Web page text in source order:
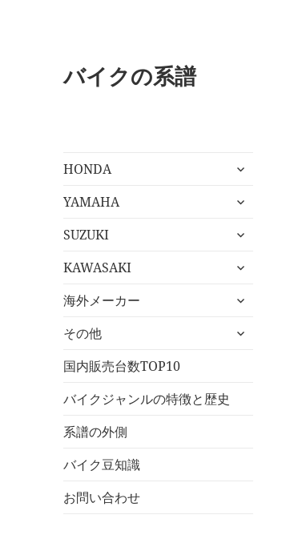
バイクの系譜
HONDA
サ
メ
ュ
を
YAMAHA
サ
メ
ュ
を
SUZUKI
サ
メ
ュ
を
KAWASAKI
サ
メ
ュ
展
開
海外メーカー
サ
メ
を
その他
サ
ュ
国内販売台数TOP10
バイクジャンルの特徴と歴史
系譜の外側
バイク豆知識
お問い合わせ